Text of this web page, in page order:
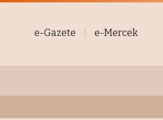
e-Gazete e-Mercek